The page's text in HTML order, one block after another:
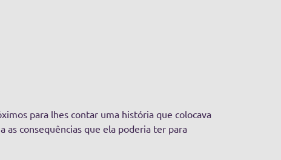
para lhes contar uma história que colocava
as consequências que ela poderia ter para